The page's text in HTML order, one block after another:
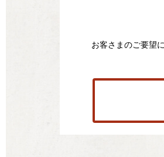
お客さまのご要望